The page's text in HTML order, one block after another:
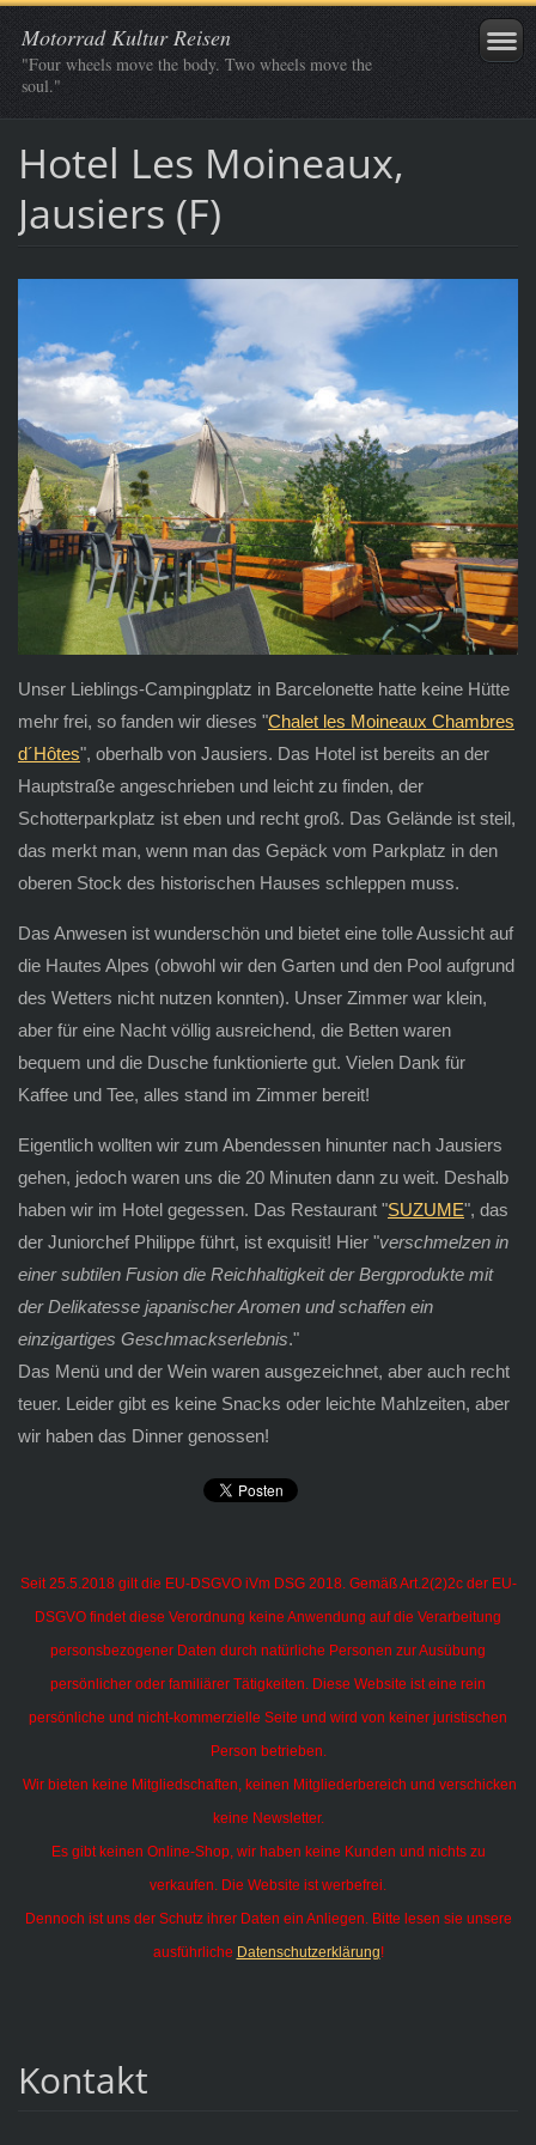
Motorrad Kultur Reisen
"Four wheels move the body. Two wheels move the
soul."
Hotel Les Moineaux,
Jausiers (F)
Unser Lieblings-Campingplatz in Barcelonette hatte keine Hütte
mehr frei, so fanden wir dieses "Chalet les Moineaux Chambres
d´Hôtes", oberhalb von Jausiers. Das Hotel ist bereits an der
Hauptstraße angeschrieben und leicht zu finden, der
Schotterparkplatz ist eben und recht groß. Das Gelände ist steil,
das merkt man, wenn man das Gepäck vom Parkplatz in den
oberen Stock des historischen Hauses schleppen muss.
Das Anwesen ist wunderschön und bietet eine tolle Aussicht auf
die Hautes Alpes (obwohl wir den Garten und den Pool aufgrund
des Wetters nicht nutzen konnten). Unser Zimmer war klein,
aber für eine Nacht völlig ausreichend, die Betten waren
bequem und die Dusche funktionierte gut. Vielen Dank für
Kaffee und Tee, alles stand im Zimmer bereit!
Eigentlich wollten wir zum Abendessen hinunter nach Jausiers
gehen, jedoch waren uns die 20 Minuten dann zu weit. Deshalb
haben wir im Hotel gegessen. Das Restaurant "SUZUME", das
der Juniorchef Philippe führt, ist exquisit! Hier "verschmelzen in
einer subtilen Fusion die Reichhaltigkeit der Bergprodukte mit
der Delikatesse japanischer Aromen und schaffen ein
einzigartiges Geschmackserlebnis."
Das Menü und der Wein waren ausgezeichnet, aber auch recht
teuer. Leider gibt es keine Snacks oder leichte Mahlzeiten, aber
wir haben das Dinner genossen!
Seit 25.5.2018 gilt die EU-DSGVO iVm DSG 2018. Gemäß Art.2(2)2c der EU-
DSGVO findet diese Verordnung keine Anwendung auf die Verarbeitung
personsbezogener Daten durch natürliche Personen zur Ausübung
persönlicher oder familiärer Tätigkeiten. Diese Website ist eine rein
persönliche und nicht-kommerzielle Seite und wird von keiner juristischen
Person betrieben.
Wir bieten keine Mitgliedschaften, keinen Mitgliederbereich und verschicken
keine Newsletter.
Es gibt keinen Online-Shop, wir haben keine Kunden und nichts zu
verkaufen. Die Website ist werbefrei.
Dennoch ist uns der Schutz ihrer Daten ein Anliegen. Bitte lesen sie unsere
ausführliche Datenschutzerklärung!
Kontakt